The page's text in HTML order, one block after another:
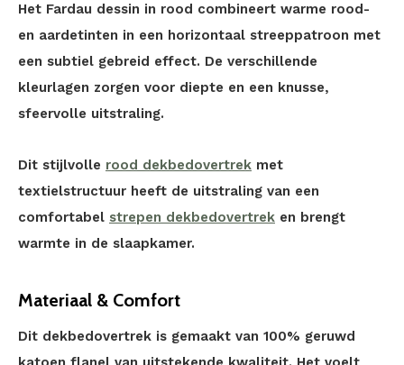
Het Fardau dessin in rood combineert warme rood-
en aardetinten in een horizontaal streeppatroon met
een subtiel gebreid effect. De verschillende
kleurlagen zorgen voor diepte en een knusse,
sfeervolle uitstraling.
Dit stijlvolle rood dekbedovertrek met
textielstructuur heeft de uitstraling van een
comfortabel strepen dekbedovertrek en brengt
warmte in de slaapkamer.
Materiaal & Comfort
Dit dekbedovertrek is gemaakt van 100% geruwd